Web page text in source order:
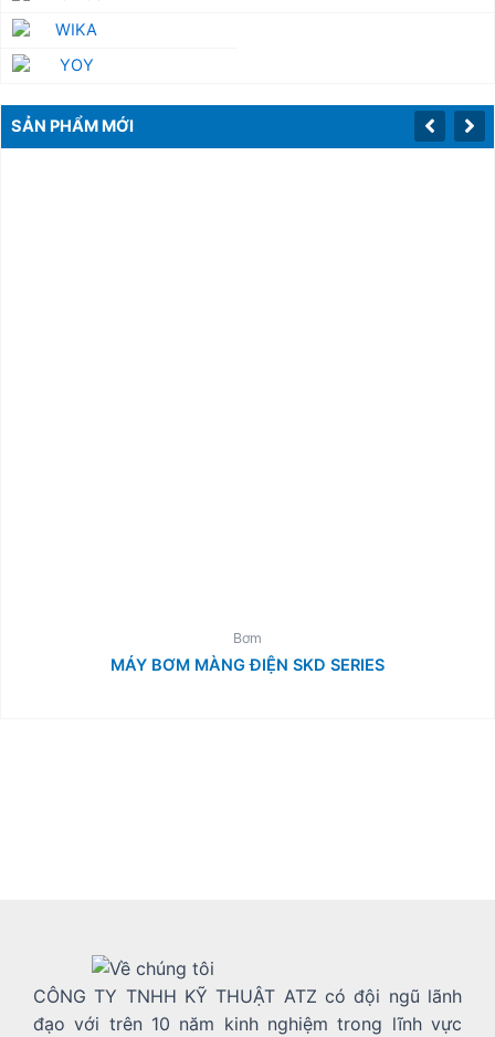
SẢN PHẨM MỚI
Bơm
MÁY BƠM MÀNG ĐIỆN SKD SERIES
CÔNG TY TNHH KỸ THUẬT ATZ có đội ngũ lãnh
đạo với trên 10 năm kinh nghiệm trong lĩnh vực